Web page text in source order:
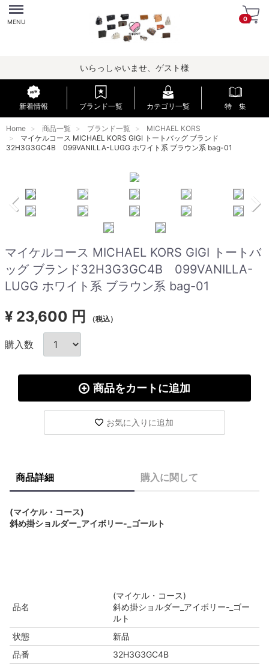
Menu
MENU 0
いらっしゃいませ、ゲスト様
新着情報 ブランド一覧 カテゴリ一覧 特 集
Home 商品一覧 ブランド一覧
MICHAEL KORS
マイケルコース MICHAEL KORS GIGI トートバッグ ブランド
32H3G3GC4B 099VANILLA-LUGG ホワイト系 ブラウン系 bag-01
マイケルコース MICHAEL KORS GIGI トートバ
ッグ ブランド32H3G3GC4B 099VANILLA-
LUGG ホワイト系 ブラウン系 bag-01
¥ 23,600 円 （税込）
購入数
商品をカートに追加
お気に入りに追加
商品詳細 購入に関して
(マイケル・コース)
斜め掛ショルダー_アイボリー-_ゴールト
品名
(マイケル・コース)
斜め掛ショルダー_アイボリー-_ゴー
ルト
状態
新品
品番
32H3G3GC4B